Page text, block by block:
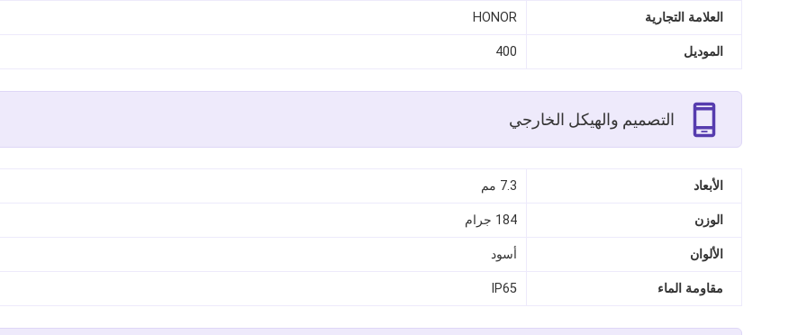
العلامة التجارية HONOR
الموديل 400
التصميم والهيكل الخارجي
الأبعاد 7.3 مم
الوزن 184 جرام
الألوان أسود
مقاومة الماء IP65